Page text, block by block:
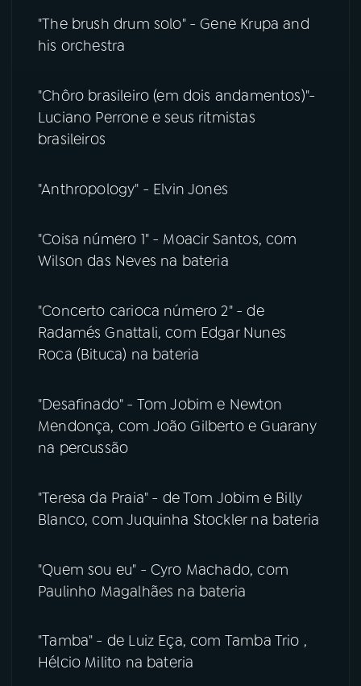
"The brush drum solo" - Gene Krupa and
his orchestra
"Chôro brasileiro (em dois andamentos)"-
Luciano Perrone e seus ritmistas
brasileiros
"Anthropology" - Elvin Jones
"Coisa número 1" - Moacir Santos, com
Wilson das Neves na bateria
"Concerto carioca número 2" - de
Radamés Gnattali, com Edgar Nunes
Roca (Bituca) na bateria
"Desafinado" - Tom Jobim e Newton
Mendonça, com João Gilberto e Guarany
na percussão
"Teresa da Praia" - de Tom Jobim e Billy
Blanco, com Juquinha Stockler na bateria
"Quem sou eu" - Cyro Machado, com
Paulinho Magalhães na bateria
"Tamba" - de Luiz Eça, com Tamba Trio ,
Hélcio Milito na bateria